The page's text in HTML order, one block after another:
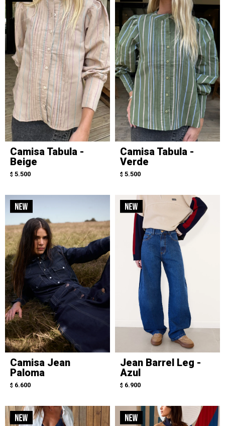
Camisa Tabula -
Beige
$ 5.500
Camisa Tabula -
Verde
$ 5.500
Camisa Jean
Paloma
$ 6.600
Jean Barrel Leg -
Azul
$ 6.900